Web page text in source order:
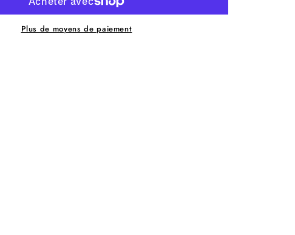
Plus de moyens de paiement